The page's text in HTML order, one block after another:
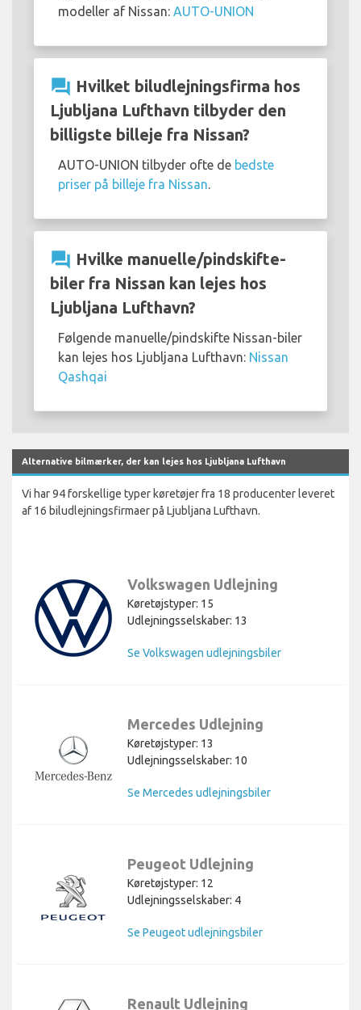
modeller af Nissan: AUTO-UNION
question_answer Hvilket biludlejningsfirma hos
Ljubljana Lufthavn tilbyder den
billigste billeje fra Nissan?
AUTO-UNION tilbyder ofte de bedste
priser på billeje fra Nissan
question_answer Hvilke manuelle/pindskifte-
biler fra Nissan kan lejes hos
Ljubljana Lufthavn?
Følgende manuelle/pindskifte Nissan-biler
kan lejes hos Ljubljana Lufthavn: Nissan
Qashqai
Alternative bilmærker, der kan lejes hos Ljubljana Lufthavn
Vi har 94 forskellige typer køretøjer fra 18 producenter leveret
af 16 biludlejningsfirmaer på Ljubljana Lufthavn.
Volkswagen Udlejning
Køretøjstyper: 15
Udlejningsselskaber: 13
Se Volkswagen udlejningsbiler
Mercedes Udlejning
Køretøjstyper: 13
Udlejningsselskaber: 10
Se Mercedes udlejningsbiler
Peugeot Udlejning
Køretøjstyper: 12
Udlejningsselskaber: 4
Se Peugeot udlejningsbiler
Renault Udlejning